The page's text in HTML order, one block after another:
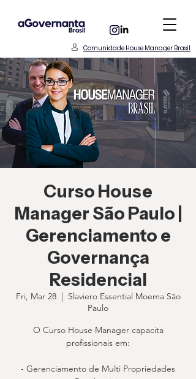
Comunidade House Manager Brasil
Curso House
Manager São Paulo |
Gerenciamento e
Governança
Residencial
Fri, Mar 28
  |
Slaviero Essential Moema São
Paulo
O Curso House Manager capacita
profissionais em:
- Gerenciamento de Multi Propriedades